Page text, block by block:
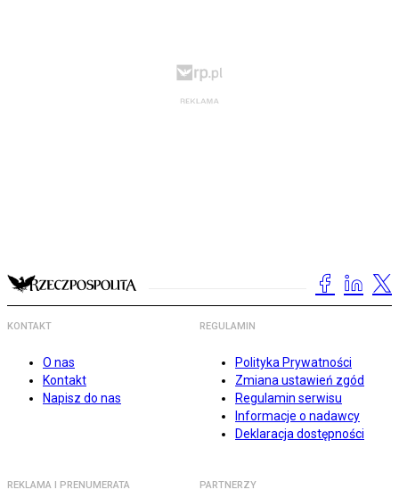
KONTAKT
O nas
Kontakt
Napisz do nas
REGULAMIN
Polityka Prywatności
Zmiana ustawień zgód
Regulamin serwisu
Informacje o nadawcy
Deklaracja dostępności
REKLAMA I PRENUMERATA PARTNERZY